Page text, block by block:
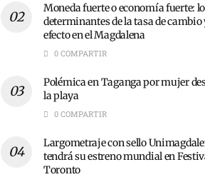
Moneda fuerte o economía fuerte:
determinantes de la tasa de cambio
efecto en el Magdalena
0 COMPARTIR
Polémica en Taganga por mujer
la playa
0 COMPARTIR
Largometraje con sello
tendrá su estreno mundial en
Toronto